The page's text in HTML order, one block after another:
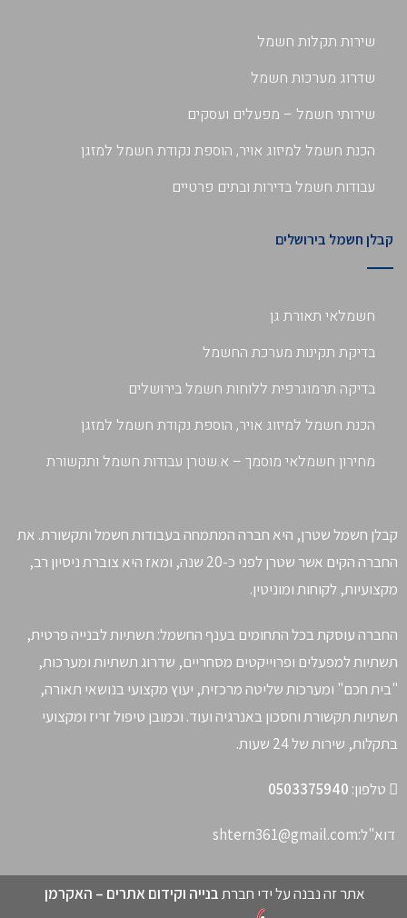
שירות תקלות חשמל
שדרוג מערכות חשמל
שירותי חשמל – מפעלים ועסקים
הכנת חשמל למיזוג אויר, הוספת נקודת חשמל למזגן
עבודות חשמל בדירות ובתים פרטיים
קבלן חשמל בירושלים
חשמלאי תאורת גן
בדיקת תקינות מערכת החשמל
בדיקה תרמוגרפית ללוחות חשמל בירושלים
הכנת חשמל למיזוג אויר, הוספת נקודת חשמל למזגן
מחירון חשמלאי מוסמך – א.שטרן עבודות חשמל ותקשורת
קבלן חשמל שטרן, היא חברה המתמחה בעבודות חשמל ותקשורת. את
החברה הקים אשר שטרן לפני כ-20 שנה, ומאז היא צוברת ניסיון רב,
מקצועיות, לקוחות ומוניטין.
החברה עוסקת בכל התחומים בענף החשמל: תשתיות לבנייה פרטית,
תשתיות למפעלים ופרוייקטים מסחריים, שדרוג תשתיות ומערכות,
"בית חכם" ומערכות שליטה מרכזית, יעוץ מקצועי בנושאי תאורה,
תשתיות תקשורת וחסכון באנרגיה ועוד. וכמובן טיפול זריז ומקצועי
בתקלות, שירות של 24 שעות.
טלפון: 0503375940
דוא"ל:shtern361@gmail.com
אתר זה נבנה על ידי חברתבנייה וקידום אתרים – האקרמן